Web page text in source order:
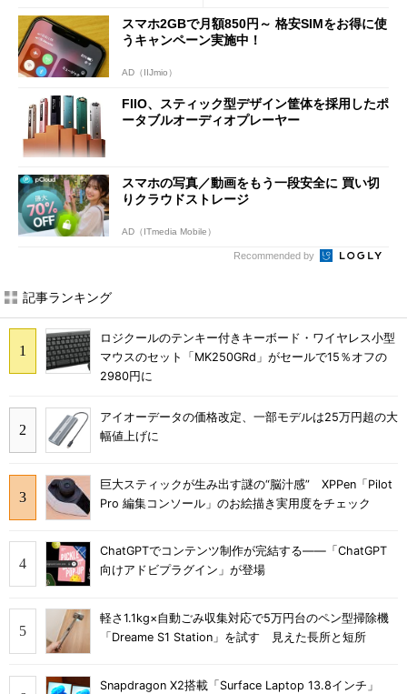
スマホ2GBで月額850円～ 格安SIMをお得に使
うキャンペーン実施中！
AD（IIJmio）
FIIO、スティック型デザイン筐体を採用したポ
ータブルオーディオプレーヤー
スマホの写真／動画をもう一段安全に 買い切
りクラウドストレージ
AD（ITmedia Mobile）
Recommended by
記事ランキング
ロジクールのテンキー付きキーボード・ワイヤレス小型
マウスのセット「MK250GRd」がセールで15％オフの
2980円に
アイオーデータの価格改定、一部モデルは25万円超の大
幅値上げに
巨大スティックが生み出す謎の“脳汁感” XPPen「Pilot
Pro 編集コンソール」のお絵描き実用度をチェック
ChatGPTでコンテンツ制作が完結する――「ChatGPT
向けアドビプラグイン」が登場
軽さ1.1kg×自動ごみ収集対応で5万円台のペン型掃除機
「Dreame S1 Station」を試す 見えた長所と短所
Snapdragon X2搭載「Surface Laptop 13.8インチ」